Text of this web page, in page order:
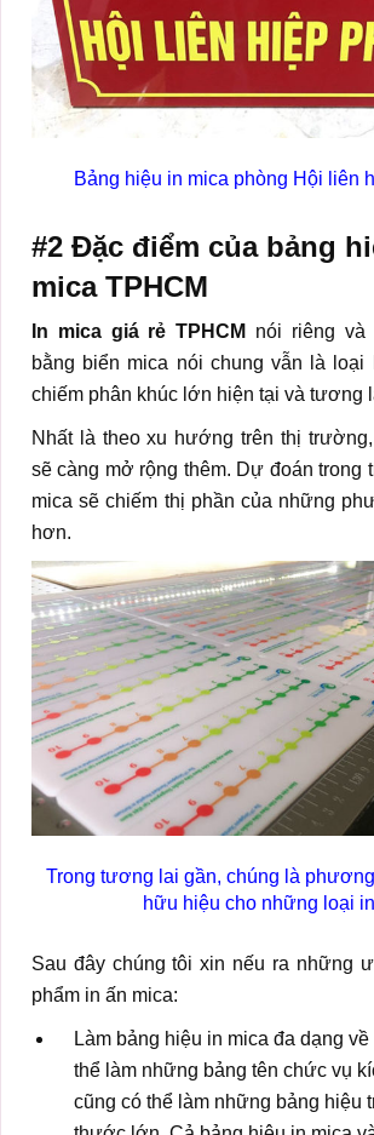
Bảng hiệu in mica phòng Hội liên
#2 Đặc điểm của bảng
mica TPHCM
In mica giá rẻ TPHCM
nói riêng và
bằng biển mica nói chung vẫn là loại
chiếm phân khúc lớn hiện tại và tương
Nhất là theo xu hướng trên thị
sẽ càng mở rộng thêm. Dự đoán trong
mica sẽ chiếm thị phần của những
hơn.
Trong tương lai gần, chúng là
hữu hiệu cho những loại
Sau đây chúng tôi xin nếu ra những
phẩm in ấn mica:
Làm bảng hiệu in mica đa dạng
thể làm những bảng tên chức vụ
cũng có thể làm những bảng hiệu